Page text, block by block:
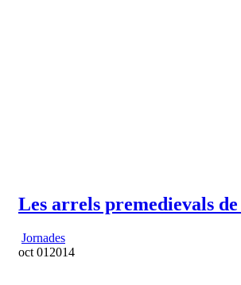
Les arrels premedievals
Jornades
oct 01 2014